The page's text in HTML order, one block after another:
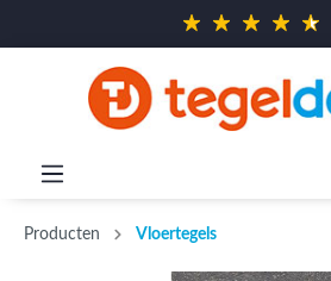
Producten Vloertegels